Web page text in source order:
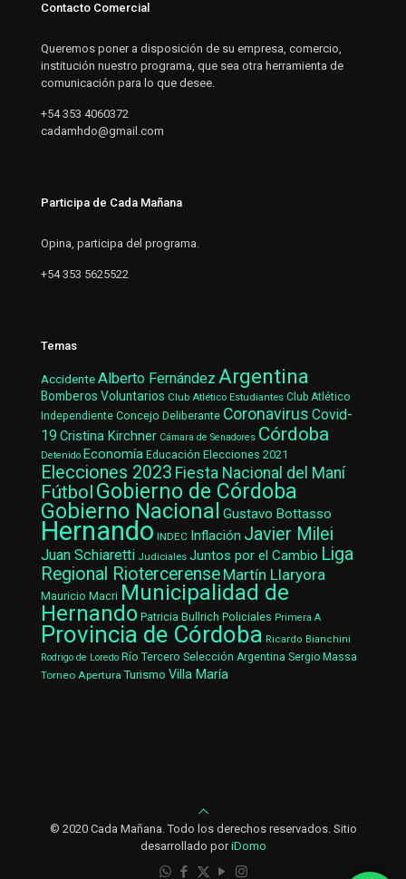
Contacto Comercial
Queremos poner a disposición de su empresa, comercio,
institución nuestro programa, que sea otra herramienta de
comunicación para lo que desee.
+54 353 4060372
cadamhdo@gmail.com
Participa de Cada Mañana
Opina, participa del programa.
+54 353 5625522
Temas
AccidenteAlberto Fernández Argentina
Bomberos Voluntarios Club Atlético Estudiantes Club Atlético
Independiente Concejo Deliberante Coronavirus Covid-
19 Cristina Kirchner Cámara de Senadores Córdoba
Detenido Economía Educación Elecciones 2021
Elecciones 2023 Fiesta Nacional del Maní
Fútbol Gobierno de Córdoba
Gobierno Nacional Gustavo Bottasso
Hernando INDEC Inflación Javier Milei
Juan Schiaretti Judiciales Juntos por el Cambio Liga
Regional Riotercerense Martín Llaryora
Mauricio Macri Municipalidad de
Hernando Patricia Bullrich Policiales Primera A
Provincia de Córdoba Ricardo Bianchini
Rodrigo de Loredo Río Tercero Selección Argentina Sergio Massa
Torneo Apertura Turismo Villa María
© 2020 Cada Mañana. Todo los derechos reservados. Sitio
desarrollado poriDomo